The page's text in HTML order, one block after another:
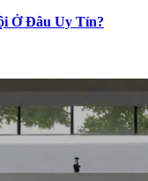
Ở Đâu Uy Tín?